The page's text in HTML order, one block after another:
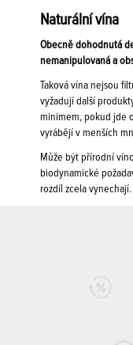
Naturální vína
Obecně dohodnutá
nemanipulovaná a
Taková vína nejsou
vyžadují další
minimem, pokud jde
vyrábějí v menších
Může být přírodní
biodynamické
rozdíl zcela vynechají.